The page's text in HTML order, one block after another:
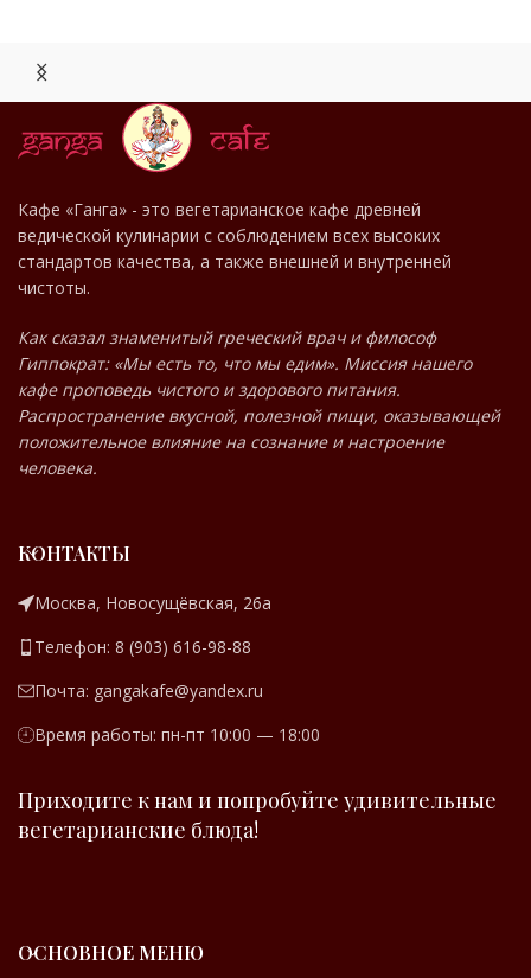
МЕНЮ
РЕСТОРАНА
Кафе «Ганга» - это вегетарианское кафе древней
ведической кулинарии с соблюдением всех высоких
стандартов качества, а также внешней и внутренней
чистоты.
Как сказал знаменитый греческий врач и философ
Гиппократ: «Мы есть то, что мы едим». Миссия нашего
кафе проповедь чистого и здорового питания.
Распространение вкусной, полезной пищи, оказывающей
положительное влияние на сознание и настроение
человека.
КОНТАКТЫ
Москва, Новосущёвская, 26а
Телефон: 8 (903) 616-98-88
Почта: gangakafe@yandex.ru
Время работы: пн-пт 10:00 — 18:00
Приходите к нам и попробуйте удивительные
вегетарианские блюда!
ОСНОВНОЕ МЕНЮ